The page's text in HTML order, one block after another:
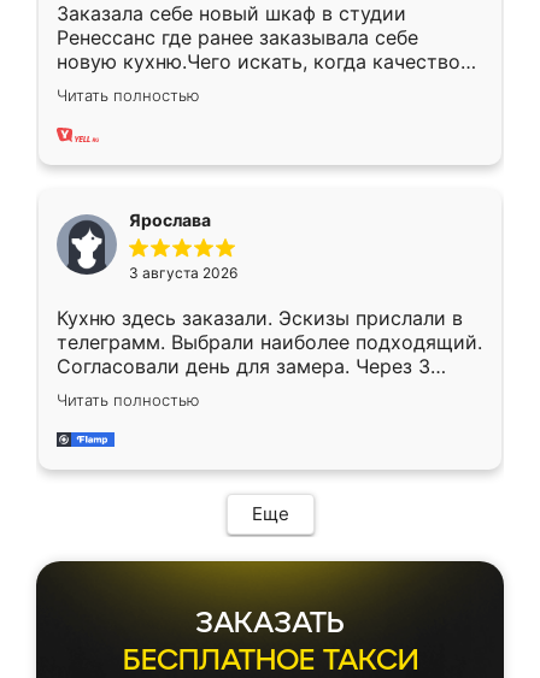
Заказала себе новый шкаф в студии
Ренессанс где ранее заказывала себе
новую кухню.Чего искать, когда качеством
вполне довольна. Служит кухня уже почти
два года, нареканий нет.
Читать полностью
Ярослава
3 августа 2026
Кухню здесь заказали. Эскизы прислали в
телеграмм. Выбрали наиболее подходящий.
Согласовали день для замера. Через 3
недели кухня была уже готова. Остались
довольны работой. Спасибо Ренессанс
мебель за качественную работу!
Читать полностью
Еще
ЗАКАЗАТЬ
БЕСПЛАТНОЕ ТАКСИ